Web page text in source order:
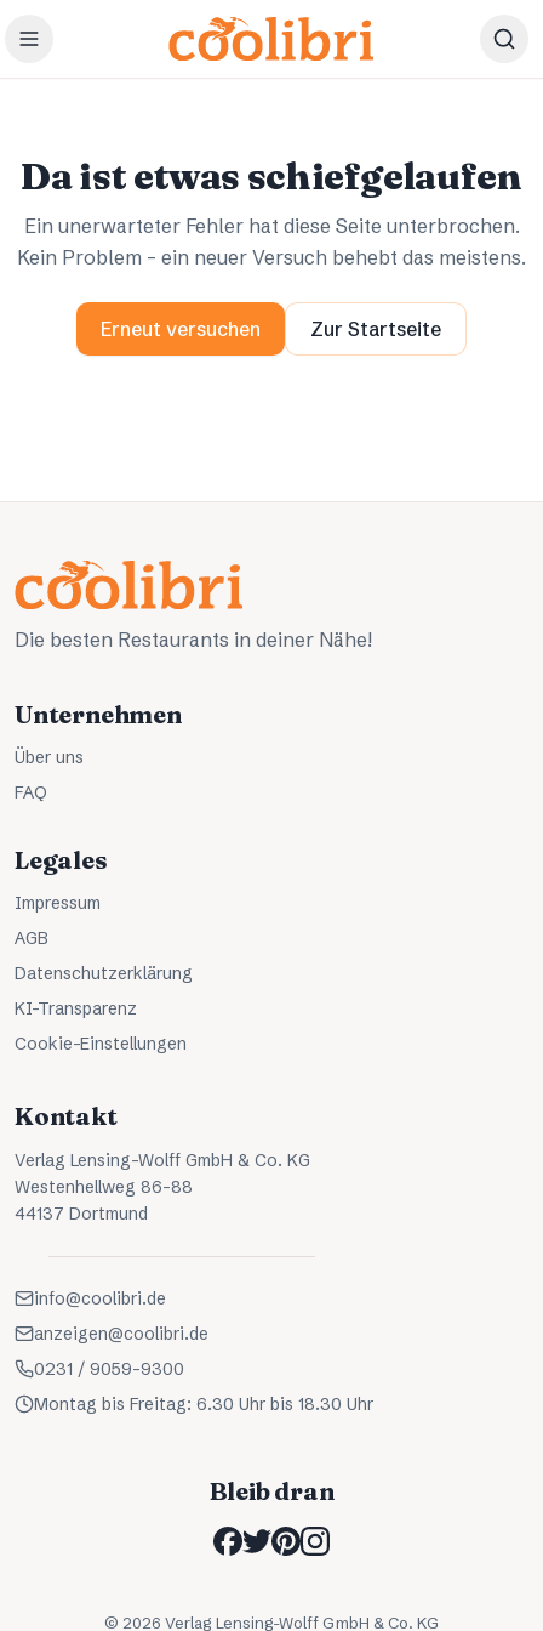
Zum Hauptinhalt springen
Da ist etwas schiefgelaufen
Ein unerwarteter Fehler hat diese Seite unterbrochen.
Kein Problem – ein neuer Versuch behebt das meistens.
Erneut versuchen Zur Startseite
Die besten Restaurants in deiner Nähe!
Unternehmen
Über uns
FAQ
Legales
Impressum
AGB
Datenschutzerklärung
KI-Transparenz
Cookie-Einstellungen
Kontakt
Verlag Lensing-Wolff GmbH & Co. KG
Westenhellweg 86-88
44137 Dortmund
info@coolibri.de
anzeigen@coolibri.de
0231 / 9059-9300
Montag bis Freitag: 6.30 Uhr bis 18.30 Uhr
Bleib dran
© 2026 Verlag Lensing-Wolff GmbH & Co. KG